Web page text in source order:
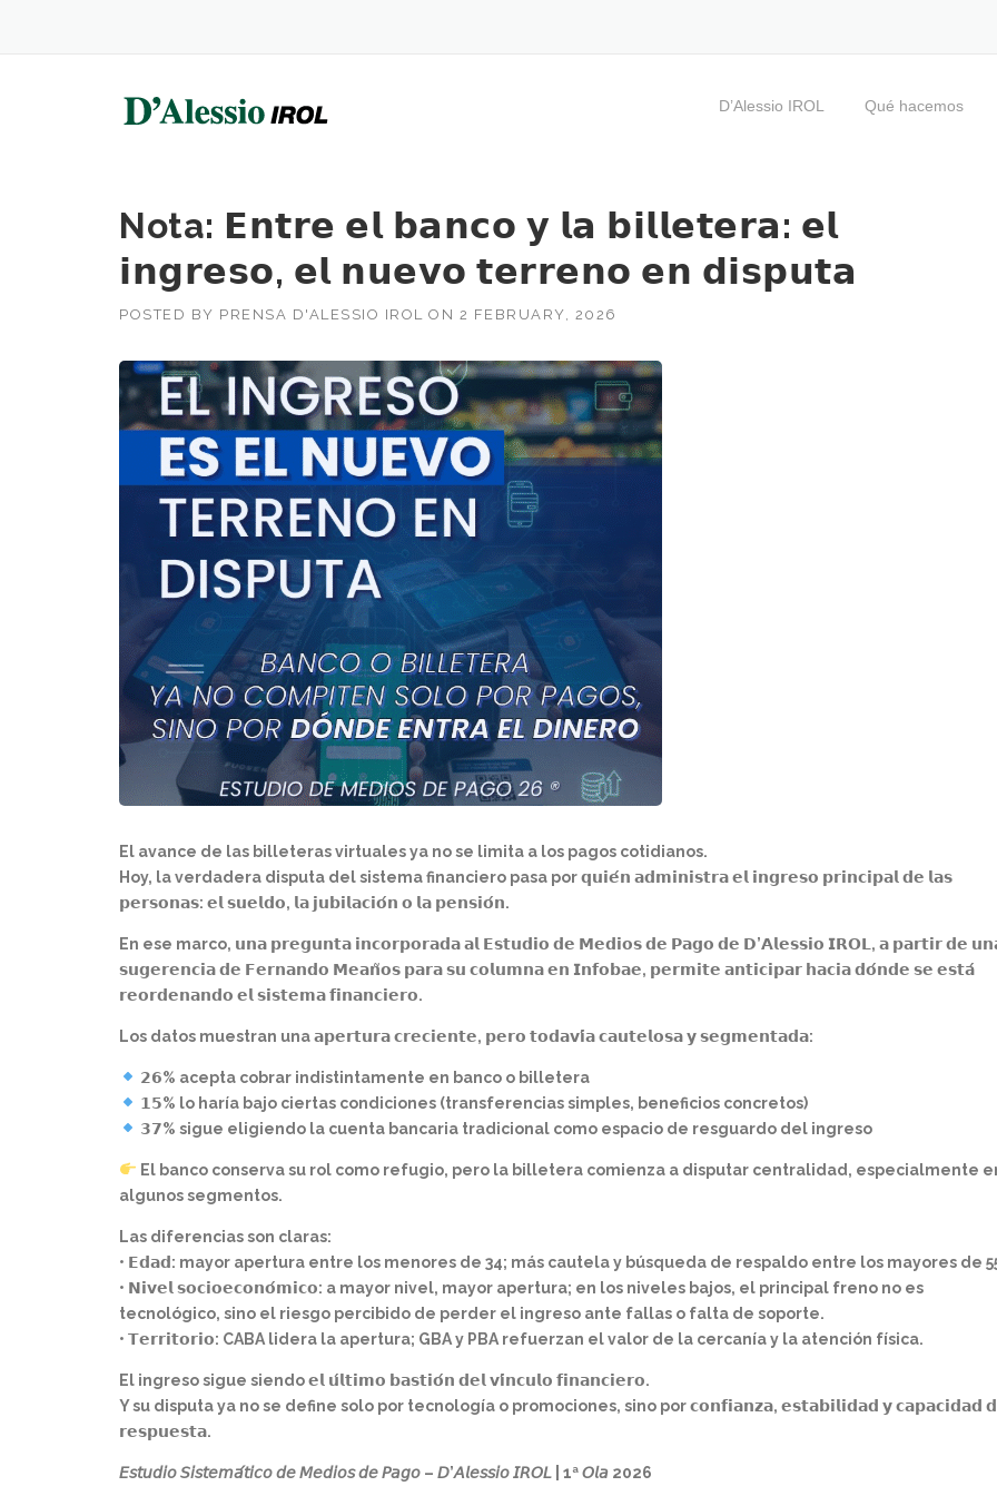
D’Alessio IROL Qué hacemos
Nota: 𝗘𝗻𝘁𝗿𝗲 𝗲𝗹 𝗯𝗮𝗻𝗰𝗼 𝘆 𝗹𝗮 𝗯𝗶𝗹𝗹𝗲𝘁𝗲𝗿𝗮: 𝗲𝗹
𝗶𝗻𝗴𝗿𝗲𝘀𝗼, 𝗲𝗹 𝗻𝘂𝗲𝘃𝗼 𝘁𝗲𝗿𝗿𝗲𝗻𝗼 𝗲𝗻 𝗱𝗶𝘀𝗽𝘂𝘁𝗮
POSTED BY PRENSA D'ALESSIO IROL ON 2 FEBRUARY, 2026
El avance de las billeteras virtuales ya no se limita a los pagos cotidianos.
Hoy, la verdadera disputa del sistema financiero pasa por 𝗾𝘂𝗶𝗲́𝗻 𝗮𝗱𝗺𝗶𝗻𝗶𝘀𝘁𝗿𝗮 𝗲𝗹 𝗶𝗻𝗴𝗿𝗲𝘀𝗼 𝗽𝗿𝗶𝗻𝗰𝗶𝗽𝗮𝗹 𝗱𝗲 𝗹𝗮𝘀
𝗽𝗲𝗿𝘀𝗼𝗻𝗮𝘀: 𝗲𝗹 𝘀𝘂𝗲𝗹𝗱𝗼, 𝗹𝗮 𝗷𝘂𝗯𝗶𝗹𝗮𝗰𝗶𝗼́𝗻 𝗼 𝗹𝗮 𝗽𝗲𝗻𝘀𝗶𝗼́𝗻.
En ese marco, 𝘂𝗻𝗮 𝗽𝗿𝗲𝗴𝘂𝗻𝘁𝗮 𝗶𝗻𝗰𝗼𝗿𝗽𝗼𝗿𝗮𝗱𝗮 𝗮𝗹 𝗘𝘀𝘁𝘂𝗱𝗶𝗼 𝗱𝗲 𝗠𝗲𝗱𝗶𝗼𝘀 𝗱𝗲 𝗣𝗮𝗴𝗼 𝗱𝗲 𝗗’𝗔𝗹𝗲𝘀𝘀𝗶𝗼 𝗜𝗥𝗢𝗟, 𝗮 𝗽𝗮𝗿𝘁𝗶𝗿 𝗱𝗲
𝘀𝘂𝗴𝗲𝗿𝗲𝗻𝗰𝗶𝗮 𝗱𝗲 𝗙𝗲𝗿𝗻𝗮𝗻𝗱𝗼 𝗠𝗲𝗮𝗻̃𝗼𝘀 𝗽𝗮𝗿𝗮 𝘀𝘂 𝗰𝗼𝗹𝘂𝗺𝗻𝗮 𝗲𝗻 𝗜𝗻𝗳𝗼𝗯𝗮𝗲, 𝗽𝗲𝗿𝗺𝗶𝘁𝗲 𝗮𝗻𝘁𝗶𝗰𝗶𝗽𝗮𝗿 𝗵𝗮𝗰𝗶𝗮 𝗱𝗼́𝗻𝗱𝗲 𝘀𝗲 𝗲𝘀𝘁𝗮́
𝗿𝗲𝗼𝗿𝗱𝗲𝗻𝗮𝗻𝗱𝗼 𝗲𝗹 𝘀𝗶𝘀𝘁𝗲𝗺𝗮 𝗳𝗶𝗻𝗮𝗻𝗰𝗶𝗲𝗿𝗼.
Los datos muestran una 𝗮𝗽𝗲𝗿𝘁𝘂𝗿𝗮 𝗰𝗿𝗲𝗰𝗶𝗲𝗻𝘁𝗲, 𝗽𝗲𝗿𝗼 𝘁𝗼𝗱𝗮𝘃𝗶́𝗮 𝗰𝗮𝘂𝘁𝗲𝗹𝗼𝘀𝗮 𝘆 𝘀𝗲𝗴𝗺𝗲𝗻𝘁𝗮𝗱𝗮:
𝟮𝟲% acepta cobrar indistintamente en banco o billetera
𝟭𝟱% lo haría bajo ciertas condiciones (transferencias simples, beneficios concretos)
𝟯𝟳% sigue eligiendo la cuenta bancaria tradicional como espacio de resguardo del ingreso
El banco conserva su rol como refugio, pero la billetera comienza a disputar centralidad, especialmente
algunos segmentos.
Las diferencias son claras:
• 𝗘𝗱𝗮𝗱: mayor apertura entre los menores de 34; más cautela y búsqueda de respaldo entre los mayores de
• 𝗡𝗶𝘃𝗲𝗹 𝘀𝗼𝗰𝗶𝗼𝗲𝗰𝗼𝗻𝗼́𝗺𝗶𝗰𝗼: a mayor nivel, mayor apertura; en los niveles bajos, el principal freno no es
tecnológico, sino el riesgo percibido de perder el ingreso ante fallas o falta de soporte.
• 𝗧𝗲𝗿𝗿𝗶𝘁𝗼𝗿𝗶𝗼: CABA lidera la apertura; GBA y PBA refuerzan el valor de la cercanía y la atención física.
El ingreso sigue siendo 𝗲𝗹 𝘂́𝗹𝘁𝗶𝗺𝗼 𝗯𝗮𝘀𝘁𝗶𝗼́𝗻 𝗱𝗲𝗹 𝘃𝗶́𝗻𝗰𝘂𝗹𝗼 𝗳𝗶𝗻𝗮𝗻𝗰𝗶𝗲𝗿𝗼.
Y su disputa ya no se define solo por tecnología o promociones, sino por 𝗰𝗼𝗻𝗳𝗶𝗮𝗻𝘇𝗮, 𝗲𝘀𝘁𝗮𝗯𝗶𝗹𝗶𝗱𝗮𝗱 𝘆 𝗰𝗮𝗽𝗮𝗰𝗶𝗱𝗮𝗱
𝗿𝗲𝘀𝗽𝘂𝗲𝘀𝘁𝗮.
𝘌𝘴𝘵𝘶𝘥𝘪𝘰 𝘚𝘪𝘴𝘵𝘦𝘮𝘢́𝘵𝘪𝘤𝘰 𝘥𝘦 𝘔𝘦𝘥𝘪𝘰𝘴 𝘥𝘦 𝘗𝘢𝘨𝘰 – 𝘋’𝘈𝘭𝘦𝘴𝘴𝘪𝘰 𝘐𝘙𝘖𝘓 | 1ª 𝘖𝘭𝘢 2026